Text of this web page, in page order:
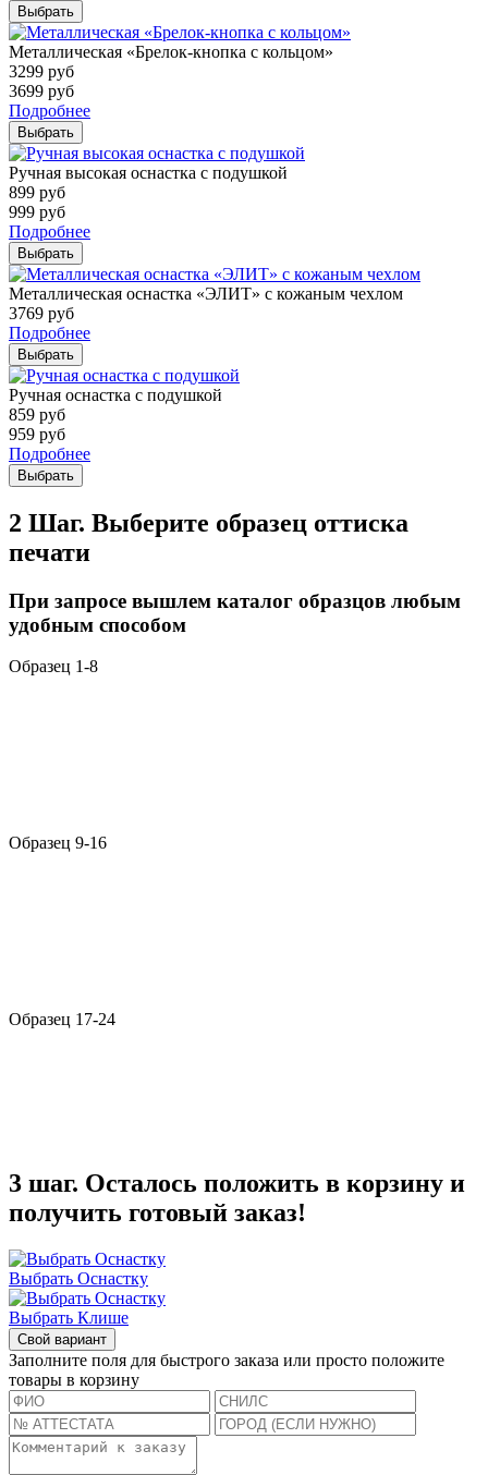
Выбрать
Металлическая «Брелок-кнопка с кольцом»
3299 руб
3699 руб
Подробнее
Выбрать
Ручная высокая оснастка с подушкой
899 руб
999 руб
Подробнее
Выбрать
Металлическая оснастка «ЭЛИТ» с кожаным чехлом
3769 руб
Подробнее
Выбрать
Ручная оснастка с подушкой
859 руб
959 руб
Подробнее
Выбрать
2 Шаг. Выберите образец оттиска
печати
При запросе вышлем каталог образцов любым
удобным способом
Образец 1-8
Образец 9-16
Образец 17-24
3 шаг. Осталось положить в корзину и
получить готовый заказ!
Выбрать Оснастку
Выбрать Клише
Свой вариант
Заполните поля для быстрого заказа или просто положите
товары в корзину